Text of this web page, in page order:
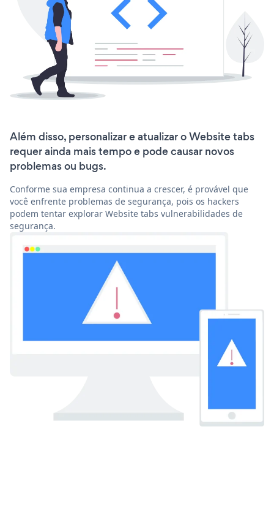
Além disso, personalizar e atualizar o Website tabs
requer ainda mais tempo e pode causar novos
problemas ou bugs.
Conforme sua empresa continua a crescer, é provável que
você enfrente problemas de segurança, pois os hackers
podem tentar explorar Website tabs vulnerabilidades de
segurança.